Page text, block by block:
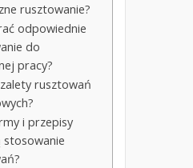
rusztowanie?
odpowiednie
do
pracy?
zalety rusztowań
i przepisy
stosowanie